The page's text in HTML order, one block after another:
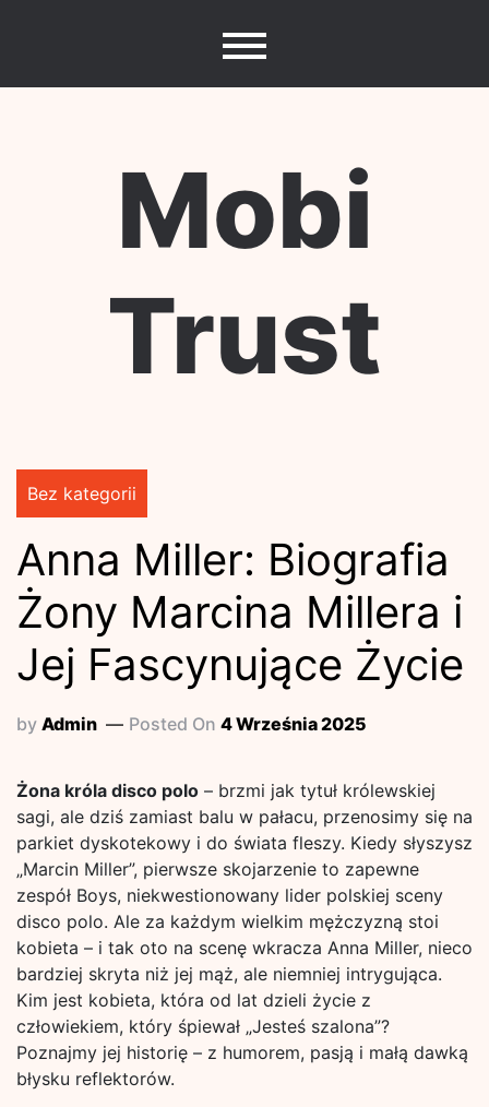
Mobi
Trust
Bez kategorii
Anna Miller: Biografia
Żony Marcina Millera i
Jej Fascynujące Życie
by Admin Posted On 4 Września 2025
Żona króla disco polo – brzmi jak tytuł królewskiej
sagi, ale dziś zamiast balu w pałacu, przenosimy się na
parkiet dyskotekowy i do świata fleszy. Kiedy słyszysz
„Marcin Miller”, pierwsze skojarzenie to zapewne
zespół Boys, niekwestionowany lider polskiej sceny
disco polo. Ale za każdym wielkim mężczyzną stoi
kobieta – i tak oto na scenę wkracza Anna Miller, nieco
bardziej skryta niż jej mąż, ale niemniej intrygująca.
Kim jest kobieta, która od lat dzieli życie z
człowiekiem, który śpiewał „Jesteś szalona”?
Poznajmy jej historię – z humorem, pasją i małą dawką
błysku reflektorów.